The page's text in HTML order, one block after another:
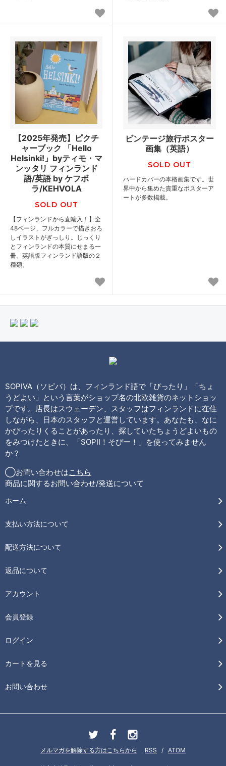
【2025年発売】ピクチ
ャーブック 「Hello
Helsinki!」byティモ・マ
ンッタリ フィンランド
語/英語 by ケフボ
ラ/KEHVOLA
SOLD OUT
【フィンランドから直輸入！】全
48ページ、フルカラーで描きおろ
しイラストがぎっしり。じっくり
とフィンランドの本質にせまる一
冊。英語版フィンランド語版の２
種類。
ビンテージ旅行ポスター
画集（英語）
SOLD OUT
ハードカバーの本格画集です。世
界中から集めた貴重なポスターア
ートが多数掲載。
SOPIVA（ソピバ）は、フィンランド語で「ぴったり」「ちょ
うどよい」という言葉がショップ名の北欧雑貨のネットショッ
プです。店長はスウェーデン、スタッフはフィンランドに在住
しながら、日本のスタッフと運営しています。あなたも、なに
かぴったりくることがあったり、探していたちょうどよいもの
をみつけたときに、「SOPII！そぴー！」を使ってみません
か？
◯お問い合わせはこちら
商品に関するお問い合わせ/発送について
ホーム
支払い方法について
配送方法について
返品について
アカウント
会員登録
ログイン
カートを見る
お問い合わせ
メルマガを解除する方はこちらから RSS / ATOM